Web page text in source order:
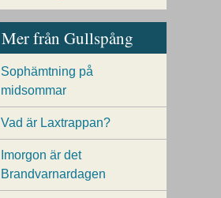
Mer från Gullspång
Sophämtning på
midsommar
Vad är Laxtrappan?
Imorgon är det
Brandvarnardagen